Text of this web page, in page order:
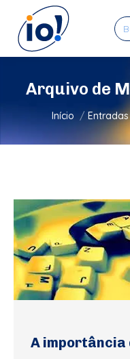
Arquivo de
Você está
Início
A importância